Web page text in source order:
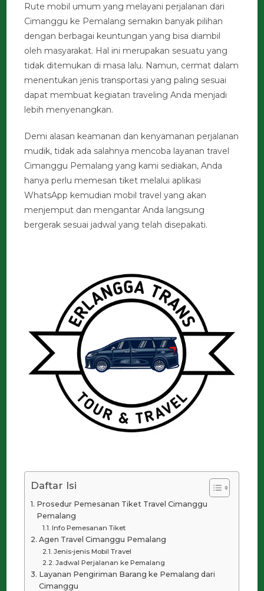
Rute mobil umum yang melayani perjalanan dari
Cimanggu ke Pemalang semakin banyak pilihan
dengan berbagai keuntungan yang bisa diambil
oleh masyarakat. Hal ini merupakan sesuatu yang
tidak ditemukan di masa lalu. Namun, cermat dalam
menentukan jenis transportasi yang paling sesuai
dapat membuat kegiatan traveling Anda menjadi
lebih menyenangkan.
Demi alasan keamanan dan kenyamanan perjalanan
mudik, tidak ada salahnya mencoba layanan travel
Cimanggu Pemalang yang kami sediakan, Anda
hanya perlu memesan tiket melalui aplikasi
WhatsApp kemudian mobil travel yang akan
menjemput dan mengantar Anda langsung
bergerak sesuai jadwal yang telah disepakati.
Daftar Isi
Prosedur Pemesanan Tiket Travel Cimanggu
Pemalang
Info Pemesanan Tiket
Agen Travel Cimanggu Pemalang
Jenis-jenis Mobil Travel
Jadwal Perjalanan ke Pemalang
Layanan Pengiriman Barang ke Pemalang dari
Cimanggu